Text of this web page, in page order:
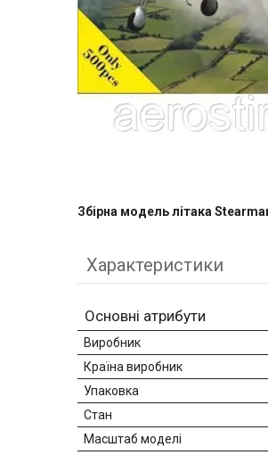
Збірна модель літака
Характеристики
Основні атрибути
Виробник
Країна виробник
Упаковка
Стан
Масштаб моделі